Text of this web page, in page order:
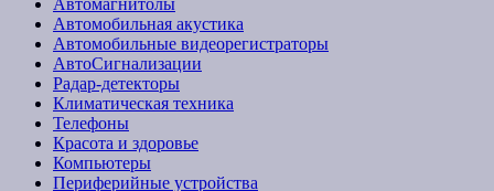
Автомобильная акустика
Автомобильные видеорегистраторы
АвтоСигнализации
Радар-детекторы
Климатическая техника
Телефоны
Красота и здоровье
Компьютеры
Периферийные устройства